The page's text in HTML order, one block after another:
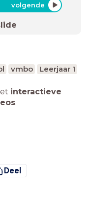
volgende
vmbo Leerjaar 1
interactieve
.
Deel